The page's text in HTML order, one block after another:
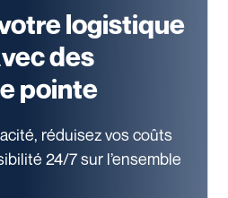
logistique
des
pointe
réduisez vos coûts
24/7sur l’ensemble